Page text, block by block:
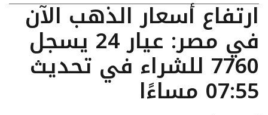
ارتفاع أسعار الذهب الآن
في مصر: عيار 24 يسجل
7760 للشراء في تحديث
07:55 مساءًا